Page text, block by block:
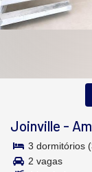
Joinville -
3 dormitórios
2 vagas